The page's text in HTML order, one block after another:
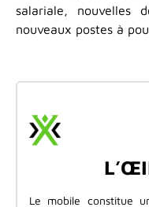
salariale, nouvelles
nouveaux postes à
Le mobile constitue